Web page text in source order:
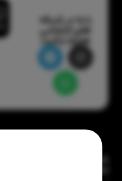
با ما در شبکه
های اجتماعی
همراه باشید:
شماره آدرس: بوشهر - بندر